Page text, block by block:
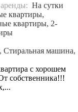
На сутки
квартиры,
квартиры, 2-
машина,
с хорошем
собственника!!!